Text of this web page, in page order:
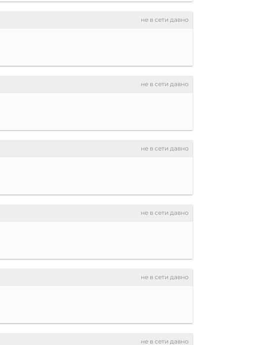
не в сети давно
не в сети давно
не в сети давно
не в сети давно
не в сети давно
не в сети давно